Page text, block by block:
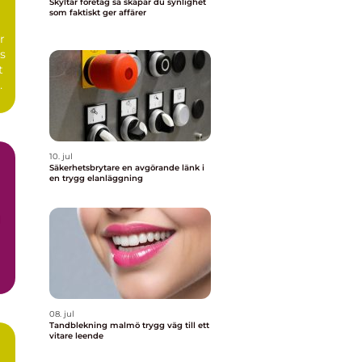
som faktiskt ger affärer
10. jul
Säkerhetsbrytare en avgörande länk i
en trygg elanläggning
08. jul
Tandblekning malmö trygg väg till ett
vitare leende